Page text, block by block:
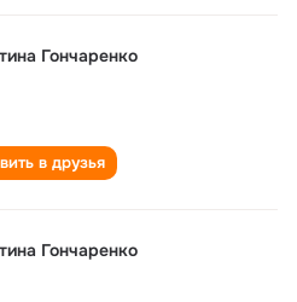
Гончаренко
в друзья
Гончаренко